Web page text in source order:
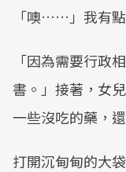
「噢……」我有點
「因為需要行政
書。」接著，女
一些沒吃的藥，還
打開沉甸甸的大